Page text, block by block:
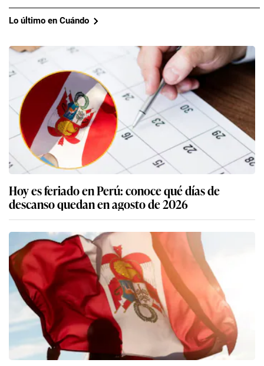
Lo último en Cuándo
Hoy es feriado en Perú: conoce qué días de
descanso quedan en agosto de 2026